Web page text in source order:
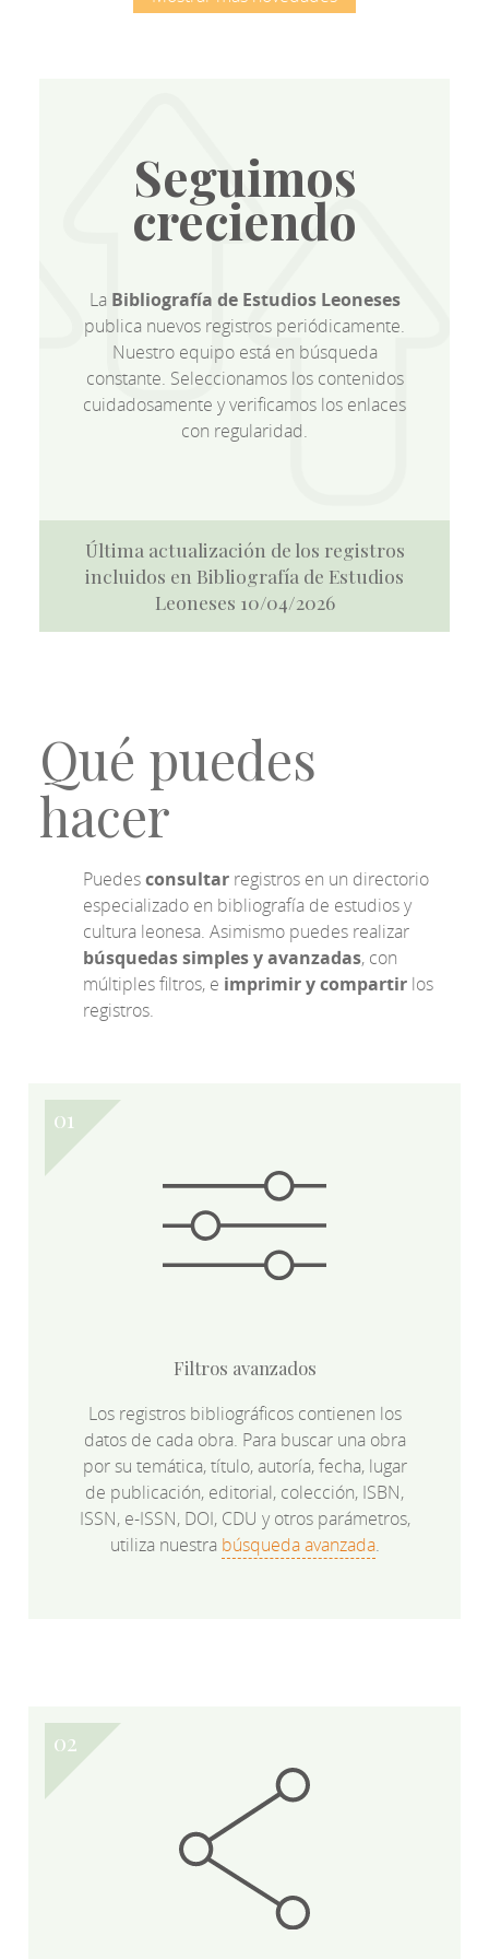
Seguimos
creciendo
La Bibliografía de Estudios Leoneses
publica nuevos registros periódicamente.
Nuestro equipo está en búsqueda
constante. Seleccionamos los contenidos
cuidadosamente y verificamos los enlaces
con regularidad.
Última actualización de los registros
incluidos en Bibliografía de Estudios
Leoneses 10/04/2026
Qué puedes
hacer
Puedesconsultar registros en un directorio
especializado en bibliografía de estudios y
cultura leonesa. Asimismo puedes realizar
búsquedas simples y avanzadas, con
múltiples filtros, e imprimir y compartir los
registros.
Filtros avanzados
Los registros bibliográficos contienen los
datos de cada obra. Para buscar una obra
por su temática, título, autoría, fecha, lugar
de publicación, editorial, colección, ISBN,
ISSN, e-ISSN, DOI, CDU y otros parámetros,
utiliza nuestra búsqueda avanzada.